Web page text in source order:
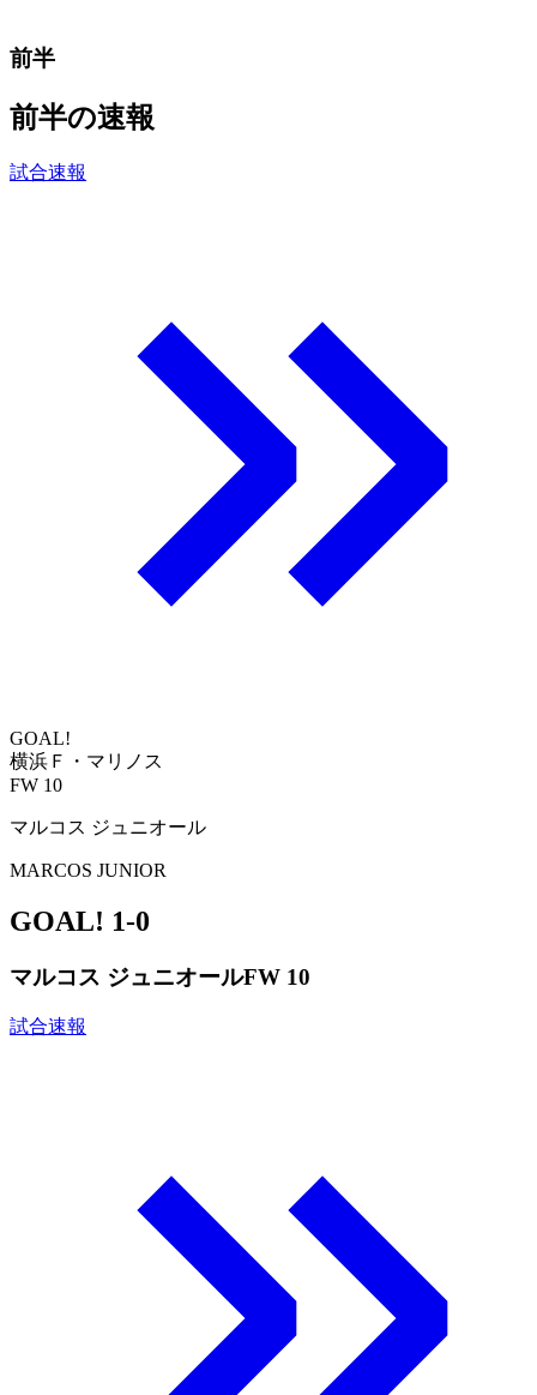
前半
前半の速報
試合速報
GOAL!
横浜Ｆ・マリノス
FW 10
マルコス ジュニオール
MARCOS JUNIOR
GOAL! 1-0
マルコス ジュニオールFW 10
試合速報